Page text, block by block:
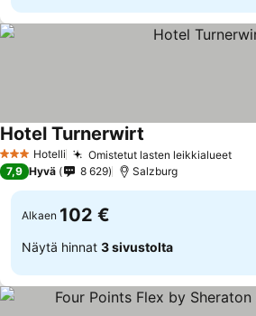
3 Tähtiluokitus
Hotelli Omistetut lasten leikkialueet
Hotel Turnerwirt
7,9 Hyvä 8 629 Salzburg
Alkaen 102 €
Näytä hinnat 3 sivustolta